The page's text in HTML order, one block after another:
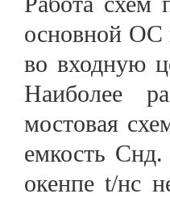
основной ОС
во входную
Наиболее
мостовая
емкость
окенпе t/нс